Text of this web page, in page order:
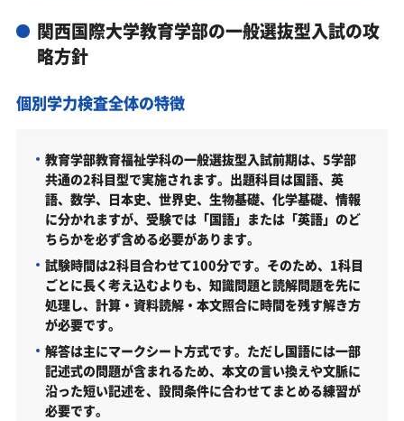
い
関西国際大学教育学部の総合型選抜入試対策も万全
関西国際大学教育学部総合型選抜入試の主な対策内容
関西国際大学教育学部の入試日程
関西国際大学教育学部の受験情報
関西国際大学教育学部の入試方式
総合型選抜 前期（専願）（2026年度）
総合型選抜 中期・後期（併願）（2026年度）
公募制推薦（2026年度）
一般選抜型入試（2026年度）
大学入学共通テスト利用型入試（2026年度）
関西国際大学教育学部の一般選抜型入試の攻
略方針
個別学力検査全体の特徴
教育学部教育福祉学科の一般選抜型入試前期は、5学部
共通の2科目型で実施されます。出題科目は国語、英
語、数学、日本史、世界史、生物基礎、化学基礎、情報
に分かれますが、受験では「国語」または「英語」のど
ちらかを必ず含める必要があります。
試験時間は2科目合わせて100分です。そのため、1科目
ごとに長く考え込むよりも、知識問題と読解問題を先に
処理し、計算・資料読解・本文照合に時間を残す解き方
が必要です。
解答は主にマークシート方式です。ただし国語には一部
記述式の問題が含まれるため、本文の言い換えや文脈に
沿った短い記述を、設問条件に合わせてまとめる練習が
必要です。